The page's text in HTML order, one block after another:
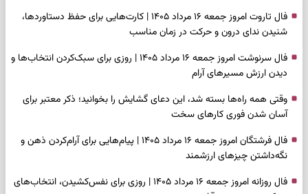
فال تاروت امروز جمعه ۱۶ مرداد ۱۴۰۵ | کارت‌هایی برای حفظ دستاوردها،
شنیدن ندای درون و حرکت در زمان مناسب
فال سرنوشت امروز جمعه ۱۶ مرداد ۱۴۰۵ | روزی برای سبک‌کردن انتخاب‌ها و
دیدن ارزش مسیرهای آرام
وقتی همه راه‌ها بسته شد، این دعای گشایش را بخوانید؛ ذکر معتبر برای
آسان شدن فوری کارهای سخت
فال فرشتگان امروز جمعه ۱۶ مرداد ۱۴۰۵ | پیام‌هایی برای آرام‌کردن ذهن و
نگه‌داشتن چیزهای ارزشمند
فال روزانه امروز جمعه ۱۶ مرداد ۱۴۰۵ | روزی برای نفس‌کشیدن، انتخاب‌های